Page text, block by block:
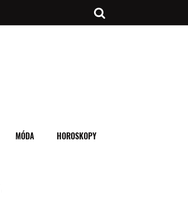
MÓDA HOROSKOPY